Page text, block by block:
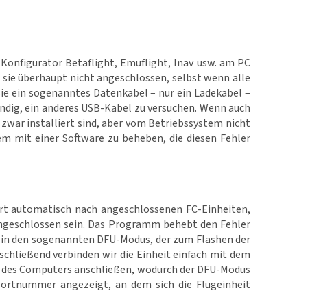
Betaflight, Emuflight, Inav usw. am PC
überhaupt nicht angeschlossen, selbst wenn alle
sogenanntes Datenkabel – nur ein Ladekabel –
ein anderes USB-Kabel zu versuchen. Wenn auch
installiert sind, aber vom Betriebssystem nicht
mit einer Software zu beheben, die diesen Fehler
nach angeschlossenen FC-Einheiten,
sein. Das Programm behebt den Fehler
sogenannten DFU-Modus, der zum Flashen der
verbinden wir die Einheit einfach mit dem
Computers anschließen, wodurch der DFU-Modus
angezeigt, an dem sich die Flugeinheit